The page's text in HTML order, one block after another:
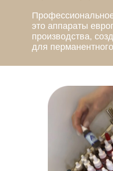
это аппараты
производства,
для